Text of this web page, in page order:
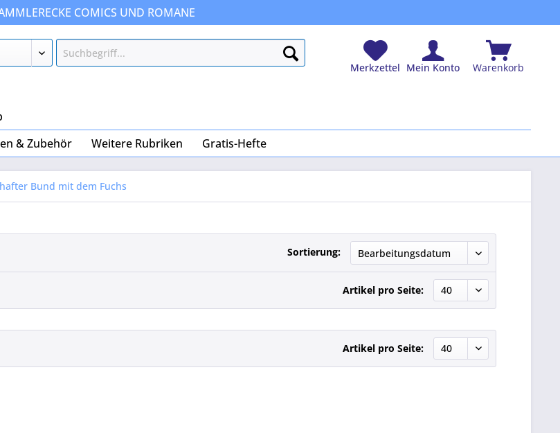
COMICS UND ROMANE
Merkzettel Mein Konto Warenkorb
& Zubehör Weitere Rubriken Gratis-Hefte
Bund mit dem Fuchs
Sortierung:
Artikel pro Seite:
Artikel pro Seite: